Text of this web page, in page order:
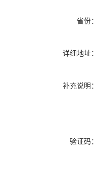
省份：
详细地址：
补充说明：
验证码：